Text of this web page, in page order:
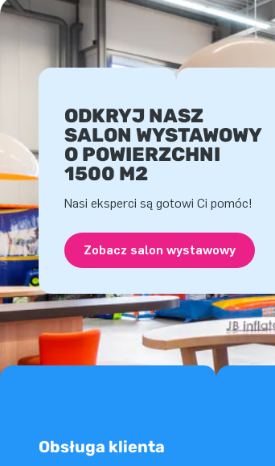
ODKRYJ NASZ
SALON WYSTAWOWY
O POWIERZCHNI
1500 M2
Nasi eksperci są gotowi Ci pomóc!
Zobacz salon wystawowy
Obsługa klienta